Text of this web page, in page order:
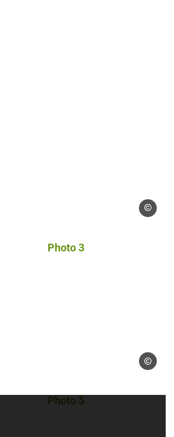
Droits libres
Photo 3, © Droits libres
Droits libres
Photo 5, © Droits libres